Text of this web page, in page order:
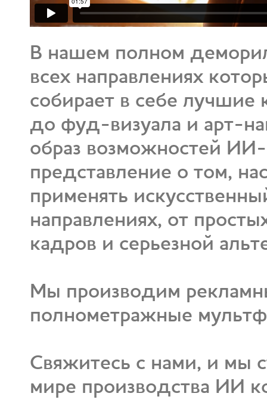
В нашем полном
всех направлениях
собирает в cебе
до фуд-визуала и арт-
образ возможностей
представление о том,
применять
направлениях, от
кадров и серьезной
Мы производим
полнометражные
Свяжитесь с нами, и мы
мире производства ИИ